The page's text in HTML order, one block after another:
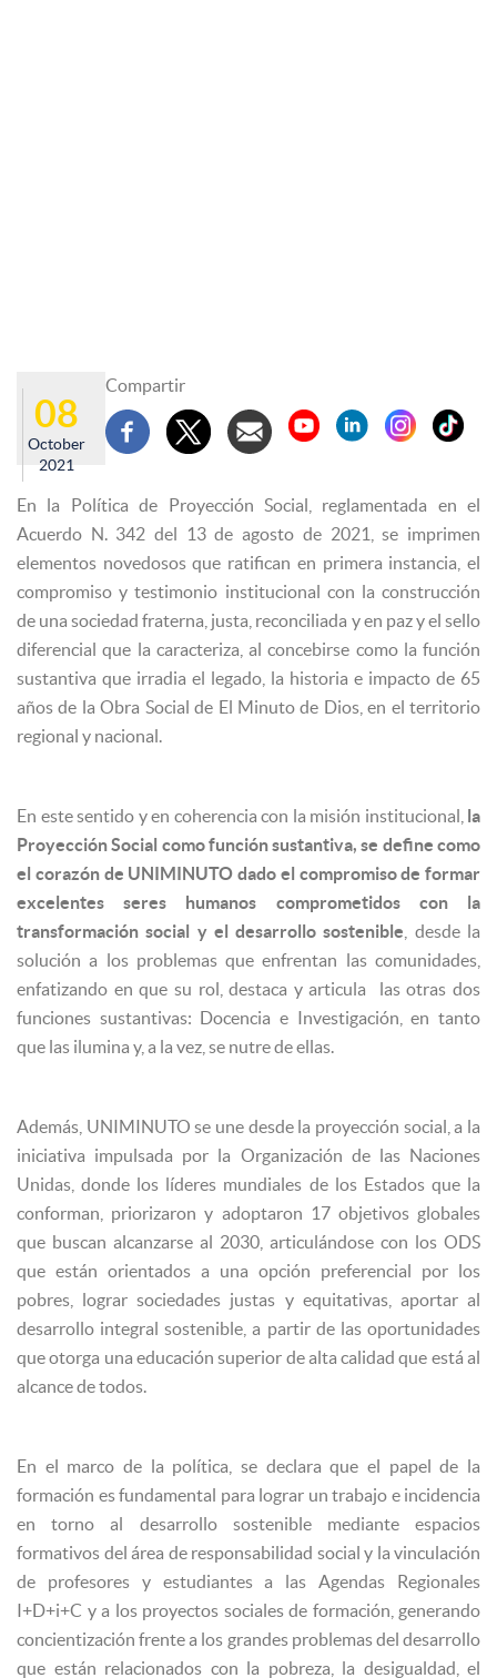
08
October
2021
Compartir
En la Política de Proyección Social, reglamentada en el
Acuerdo N. 342 del 13 de agosto de 2021, se imprimen
elementos novedosos que ratifican en primera instancia, el
compromiso y testimonio institucional con la construcción
de una sociedad fraterna, justa, reconciliada y en paz y el sello
diferencial que la caracteriza, al concebirse como la función
sustantiva que irradia el legado, la historia e impacto de 65
años de la Obra Social de El Minuto de Dios, en el territorio
regional y nacional.
En este sentido y en coherencia con la misión institucional,
la
Proyección Social como función sustantiva, se define como
el corazón de UNIMINUTO dado el compromiso de formar
excelentes seres humanos comprometidos con la
transformación social y el desarrollo sostenible , desde la
solución a los problemas que enfrentan las comunidades,
enfatizando en que su rol, destaca y articula las otras dos
funciones sustantivas: Docencia e Investigación, en tanto
que las ilumina y, a la vez, se nutre de ellas.
Además, UNIMINUTO se une desde la proyección social, a la
iniciativa impulsada por la Organización de las Naciones
Unidas, donde los líderes mundiales de los Estados que la
conforman, priorizaron y adoptaron 17 objetivos globales
que buscan alcanzarse al 2030, articulándose con los ODS
que están orientados a una opción preferencial por los
pobres, lograr sociedades justas y equitativas, aportar al
desarrollo integral sostenible, a partir de las oportunidades
que otorga una educación superior de alta calidad que está al
alcance de todos.
En el marco de la política, se declara que el papel de la
formación es fundamental para lograr un trabajo e incidencia
en torno al desarrollo sostenible mediante espacios
formativos del área de responsabilidad social y la vinculación
de profesores y estudiantes a las Agendas Regionales
I+D+i+C y a los proyectos sociales de formación, generando
concientización frente a los grandes problemas del desarrollo
que están relacionados con la pobreza, la desigualdad, el